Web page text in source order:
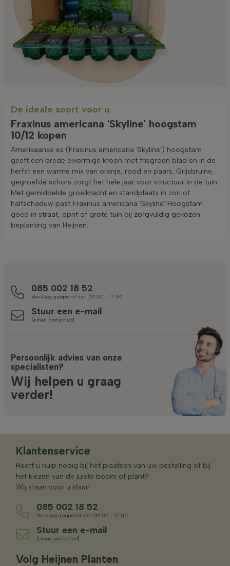
De ideale soort voor u
Fraxinus americana 'Skyline' hoogstam
10/12 kopen
Amerikaanse es (Fraxinus americana 'Skyline') hoogstam
geeft een brede eivormige kroon met frisgroen blad en in de
herfst een warme mix van oranje, rood en paars. Grijsbruine,
gegroefde schors zorgt het hele jaar voor structuur in de tuin.
Met gemiddelde groeikracht en standplaats in zon of
halfschaduw past Fraxinus americana 'Skyline' Hoogstam
goed in straat, oprit of grote tuin bij zorgvuldig gekozen
beplanting van Heijnen.
085 002 18 52
Vandaag geopend van 09:00 - 17:00
Stuur een e-mail
[email protected]
Persoonlijk advies van onze
specialisten?
Wij helpen u graag
verder!
Klantenservice
Heeft u hulp nodig bij het plaatsen van uw bestelling of bij
het kiezen van de juiste boom of plant?
Wij staan voor u klaar!
085 002 18 52
Vandaag geopend van 09:00 - 17:00
Stuur een e-mail
[email protected]
Volg Heijnen Planten